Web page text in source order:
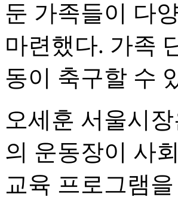
둔 가족들이 다
마련했다. 가족
동이 축구할 수
오세훈 서울시
의 운동장이 사
교육 프로그램